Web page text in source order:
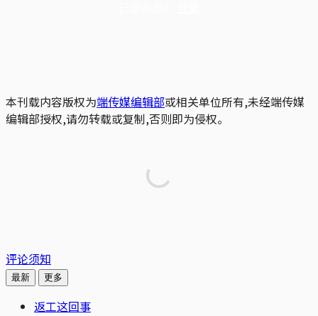
本刊载内容版权为端传媒编辑部或相关单位所有,未经端传媒
编辑部授权,请勿转载或复制,否则即为侵权。
评论须知
最新 更多
返工这回事